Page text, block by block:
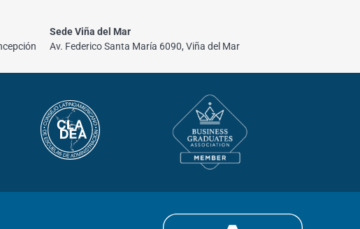
Sede Viña del Mar
Av. Federico Santa María 6090, Viña del Mar